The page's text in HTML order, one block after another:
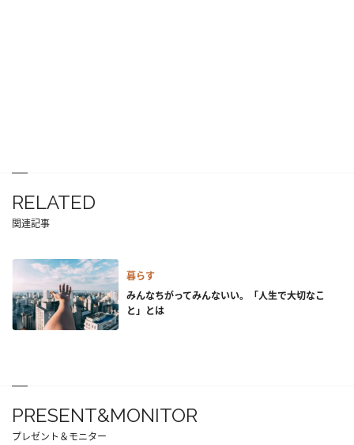
RELATED
関連記事
暮らす
みんなちがってみんないい。「人生で大切なこ
と」とは
PRESENT&MONITOR
プレゼント＆モニター